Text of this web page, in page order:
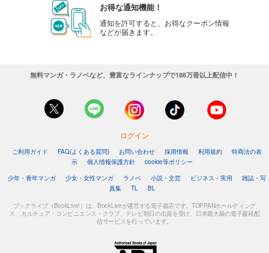
お得な通知機能！
通知を許可すると、お得なクーポン情報
などが届きます。
無料マンガ・ラノベなど、豊富なラインナップで188万冊以上配信中！
ログイン
ご利用ガイド FAQ(よくある質問) お問い合わせ 採用情報 利用規約
特商法の表
示
個人情報保護方針
cookie等ポリシー
少年・青年マンガ
少女・女性マンガ ラノベ 小説・文芸 ビジネス・実用
雑誌・写
真集
TL BL
ブックライブ（BookLive!）は、BookLiveが運営する電子書店です。TOPPANホールディング
ス、カルチュア・コンビニエンス・クラブ、テレビ朝日の出資を受け、日本最大級の電子書籍配
信サービスを行っています。